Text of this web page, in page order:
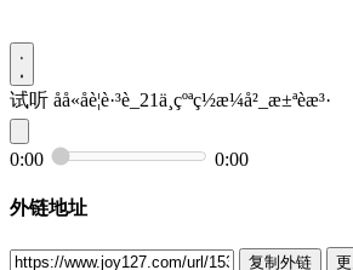
试听 åå«åè¦è·³è_21ä¸çºªç½æ¼å²_æ±ªèæ³·
0:00 0:00
外链地址
复制外链